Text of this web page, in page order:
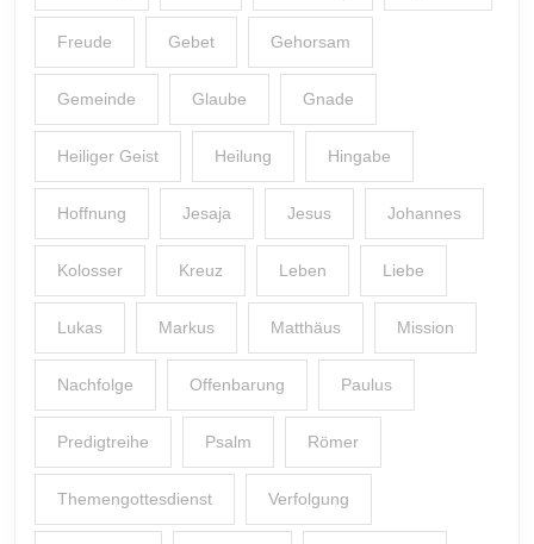
Freude Gebet Gehorsam
Gemeinde Glaube Gnade
Heiliger Geist Heilung Hingabe
Hoffnung Jesaja Jesus Johannes
Kolosser Kreuz Leben Liebe
Lukas Markus Matthäus Mission
Nachfolge Offenbarung Paulus
Predigtreihe Psalm Römer
Themengottesdienst Verfolgung